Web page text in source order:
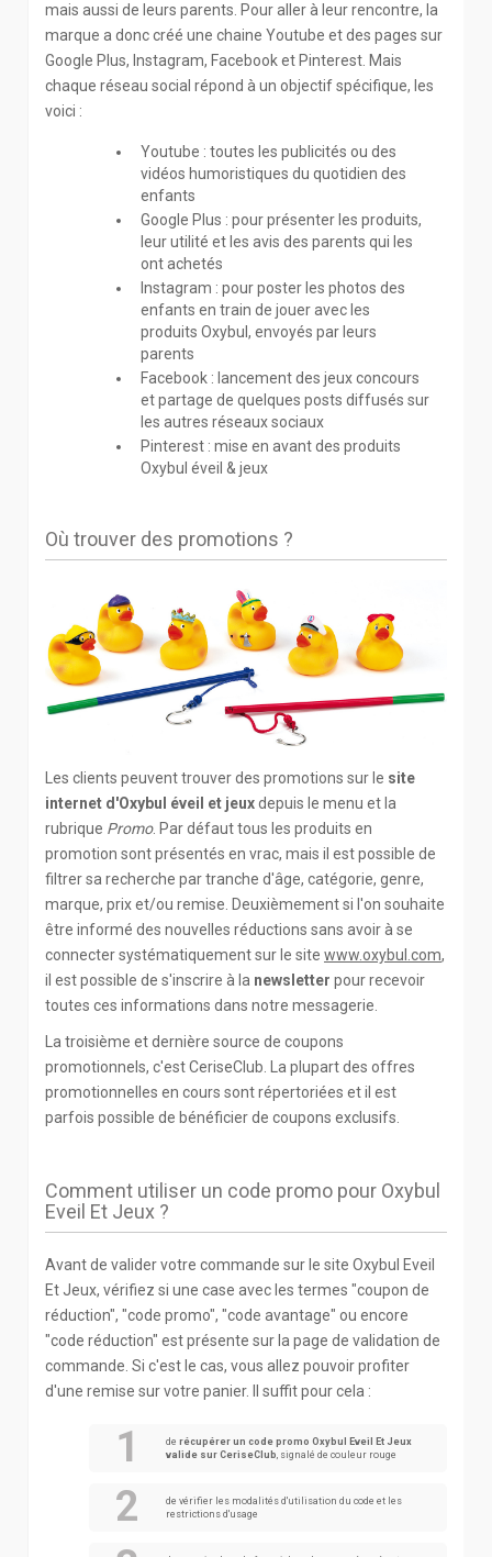
mais aussi de leurs parents. Pour aller à leur rencontre, la
marque a donc créé une chaine Youtube et des pages sur
Google Plus, Instagram, Facebook et Pinterest. Mais
chaque réseau social répond à un objectif spécifique, les
voici :
Youtube : toutes les publicités ou des
vidéos humoristiques du quotidien des
enfants
Google Plus : pour présenter les produits,
leur utilité et les avis des parents qui les
ont achetés
Instagram : pour poster les photos des
enfants en train de jouer avec les
produits Oxybul, envoyés par leurs
parents
Facebook : lancement des jeux concours
et partage de quelques posts diffusés sur
les autres réseaux sociaux
Pinterest : mise en avant des produits
Oxybul éveil & jeux
Où trouver des promotions ?
Les clients peuvent trouver des promotions sur le site
internet d'Oxybul éveil et jeuxdepuis le menu et la
rubrique Promo. Par défaut tous les produits en
promotion sont présentés en vrac, mais il est possible de
filtrer sa recherche par tranche d'âge, catégorie, genre,
marque, prix et/ou remise. Deuxièmement si l'on souhaite
être informé des nouvelles réductions sans avoir à se
connecter systématiquement sur le site www.oxybul.com,
il est possible de s'inscrire à la newsletter pour recevoir
toutes ces informations dans notre messagerie.
La troisième et dernière source de coupons
promotionnels, c'est CeriseClub. La plupart des offres
promotionnelles en cours sont répertoriées et il est
parfois possible de bénéficier de coupons exclusifs.
Comment utiliser un code promo pour Oxybul
Eveil Et Jeux ?
Avant de valider votre commande sur le site Oxybul Eveil
Et Jeux, vérifiez si une case avec les termes "coupon de
réduction", "code promo", "code avantage" ou encore
"code réduction" est présente sur la page de validation de
commande. Si c'est le cas, vous allez pouvoir profiter
d'une remise sur votre panier. Il suffit pour cela :
de récupérer un code promo Oxybul Eveil Et Jeux
valide sur CeriseClub, signalé de couleur rouge
de vérifier les modalités d'utilisation du code et les
restrictions d'usage